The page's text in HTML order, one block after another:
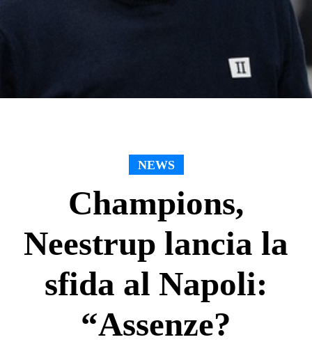
NEWS
Champions,
Neestrup lancia la
sfida al Napoli:
“Assenze?